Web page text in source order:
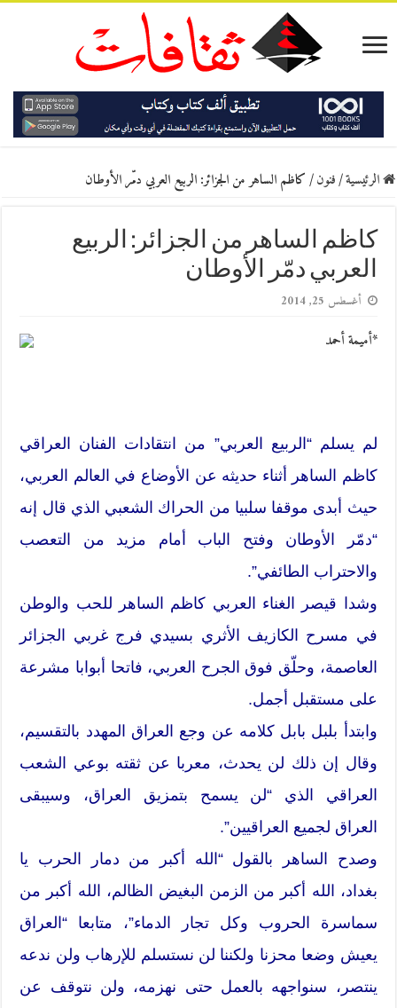
الرئيسية/فنون/كاظم الساهر من الجزائر: الربيع العربي دمّر الأوطان
كاظم الساهر من الجزائر: الربيع
العربي دمّر الأوطان
أغسطس 25, 2014
*أميمة أحمد
لم يسلم “الربيع العربي” من انتقادات الفنان العراقي
كاظم الساهر أثناء حديثه عن الأوضاع في العالم العربي،
حيث أبدى موقفا سلبيا من الحراك الشعبي الذي قال إنه
“دمّر الأوطان وفتح الباب أمام مزيد من التعصب
والاحتراب الطائفي”.
وشدا قيصر الغناء العربي كاظم الساهر للحب والوطن
في مسرح الكازيف الأثري بسيدي فرج غربي الجزائر
العاصمة، وحلّق فوق الجرح العربي، فاتحا أبوابا مشرعة
على مستقبل أجمل.
وابتدأ بلبل بابل كلامه عن وجع العراق المهدد بالتقسيم،
وقال إن ذلك لن يحدث، معربا عن ثقته بوعي الشعب
العراقي الذي “لن يسمح بتمزيق العراق، وسيبقى
العراق لجميع العراقيين”.
وصدح الساهر بالقول “الله أكبر من دمار الحرب يا
بغداد، الله أكبر من الزمن البغيض الظالم، الله أكبر من
سماسرة الحروب وكل تجار الدماء”، متابعا “العراق
يعيش وضعا محزنا ولكننا لن نستسلم للإرهاب ولن ندعه
ينتصر، سنواجهه بالعمل حتى نهزمه، ولن نتوقف عن